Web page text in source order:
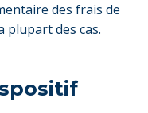
des frais de
plupart des cas.